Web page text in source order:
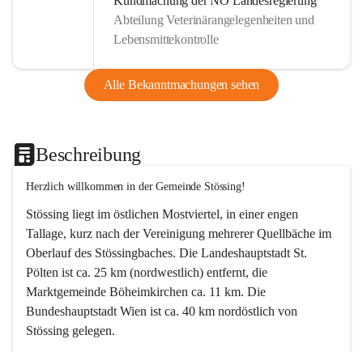
Abteilung Veterinärangelegenheiten und
Lebensmittekontrolle
Alle Bekanntmachungen sehen
Beschreibung
Herzlich willkommen in der Gemeinde Stössing!
Stössing liegt im östlichen Mostviertel, in einer engen
Tallage, kurz nach der Vereinigung mehrerer Quellbäche im
Oberlauf des Stössingbaches. Die Landeshauptstadt St.
Pölten ist ca. 25 km (nordwestlich) entfernt, die
Marktgemeinde Böheimkirchen ca. 11 km. Die
Bundeshauptstadt Wien ist ca. 40 km nordöstlich von
Stössing gelegen.